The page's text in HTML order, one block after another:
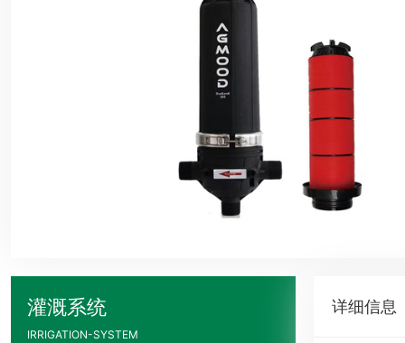
灌溉系统
IRRIGATION-SYSTEM
详细信息